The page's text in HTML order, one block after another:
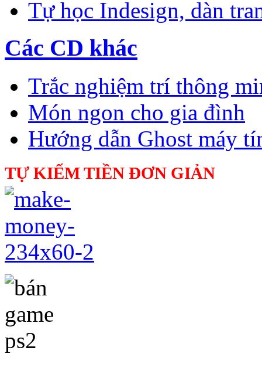
Tự học Indesign, dàn
Các CD khác
Trắc nghiệm trí thông
Món ngon cho gia đình
Hướng dẫn Ghost máy
TỰ KIẾM TIỀN ĐƠN GIẢN